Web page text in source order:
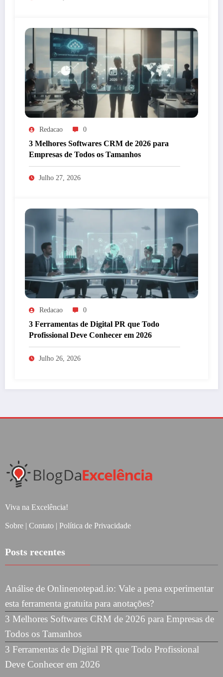
Redacao 0
3 Melhores Softwares CRM de 2026 para
Empresas de Todos os Tamanhos
Julho 27, 2026
Redacao 0
3 Ferramentas de Digital PR que Todo
Profissional Deve Conhecer em 2026
Julho 26, 2026
Viva na Excelência!
Sobre | Contato | Política de Privacidade
Posts recentes
Análise de Onlinenotepad.io: Vale a pena experimentar
esta ferramenta gratuita para anotações?
3 Melhores Softwares CRM de 2026 para Empresas de
Todos os Tamanhos
3 Ferramentas de Digital PR que Todo Profissional
Deve Conhecer em 2026